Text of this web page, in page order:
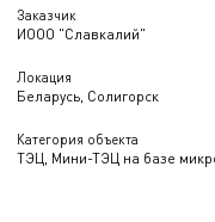
Заказчик
ИООО "Славкалий"
Локация
Беларусь, Солигорск
Категория объекта
ТЭЦ, Мини-ТЭЦ на базе